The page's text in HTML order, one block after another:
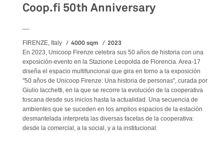
Coop.fi 50th Anniversary
FIRENZE, Italy 4000 sqm 2023
En 2023, Unicoop Firenze celebra sus 50 años de historia con una
exposición-evento en la Stazione Leopolda de Florencia. Area-17
diseña el espacio multifuncional que gira en torno a la exposición
"50 años de Unicoop Firenze: Una historia de personas", curada por
Giulio Iacchetti, en la que se recorre la evolución de la cooperativa
toscana desde sus inicios hasta la actualidad. Una secuencia de
ambientes que se suceden en los amplios espacios de la estación
desmantelada interpreta las diversas facetas de la cooperativa:
desde la comercial, a la social, y a la institucional.